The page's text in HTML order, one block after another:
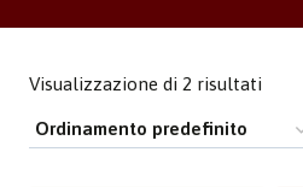
Visualizzazione di 2 risultati